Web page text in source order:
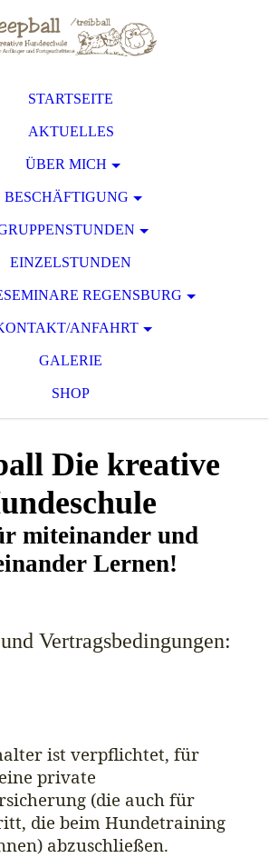
STARTSEITE
AKTUELLES
ÜBER MICH
BESCHÄFTIGUNG
EINZELSTUNDEN
REGENSBURG
ANFAHRT
GALERIE
SHOP
Die kreative
miteinander und
Lernen!
Vertragsbedingungen:
ist verpflichtet, für
private
(die auch für
die beim Hundetraining
abzuschließen.